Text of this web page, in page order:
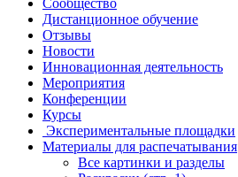
Сообщество
Дистанционное обучение
Отзывы
Новости
Инновационная деятельность
Мероприятия
Конференции
Курсы
Экспериментальные площадки
Материалы для распечатывания
Все картинки и разделы